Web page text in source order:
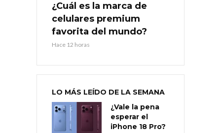
¿Cuál es la marca de
celulares premium
favorita del mundo?
Hace 12 horas
LO MÁS LEÍDO DE LA SEMANA
¿Vale la pena
esperar el
iPhone 18 Pro?